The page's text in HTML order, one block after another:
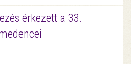
érkezett a 33.